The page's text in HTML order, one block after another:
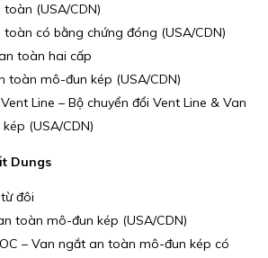
(USA/CDN)
có bằng chứng đóng (USA/CDN)
toàn hai cấp
toàn mô-đun kép (USA/CDN)
Line – Bộ chuyển đổi Vent Line & Van
(USA/CDN)
Dungs
đôi
toàn mô-đun kép (USA/CDN)
– Van ngắt an toàn mô-đun kép có